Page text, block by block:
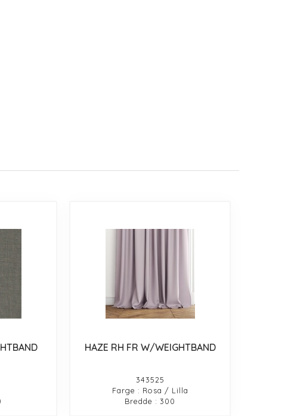
HAZE RH FR W/WEIGHTBAND
343525
Farge : Rosa / Lilla
Bredde : 300